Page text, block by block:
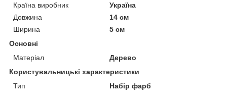
Країна виробник
Україна
Довжина
14 см
Ширина
5 см
Основні
Матеріал
Дерево
Користувальницькі характеристики
Тип
Набір фарб